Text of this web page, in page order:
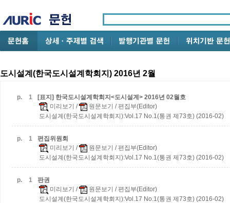
도시설계(한국도시설계학회지) 2016년 2월
p. 1
[표지] 한국도시설계학회지<도시설계> 2016년 02월호
미리보기 / 원문보기 / 편집부(Editor)
도시설계(한국도시설계학회지):Vol.17 No.1(통권 제73호) (2016-02)
p. 1
편집위원회
미리보기 / 원문보기 / 편집부(Editor)
도시설계(한국도시설계학회지):Vol.17 No.1(통권 제73호) (2016-02)
p. 1
판권
미리보기 / 원문보기 / 편집부(Editor)
도시설계(한국도시설계학회지):Vol.17 No.1(통권 제73호) (2016-02)